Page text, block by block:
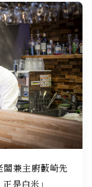
兼主廚藪崎先
是白米」